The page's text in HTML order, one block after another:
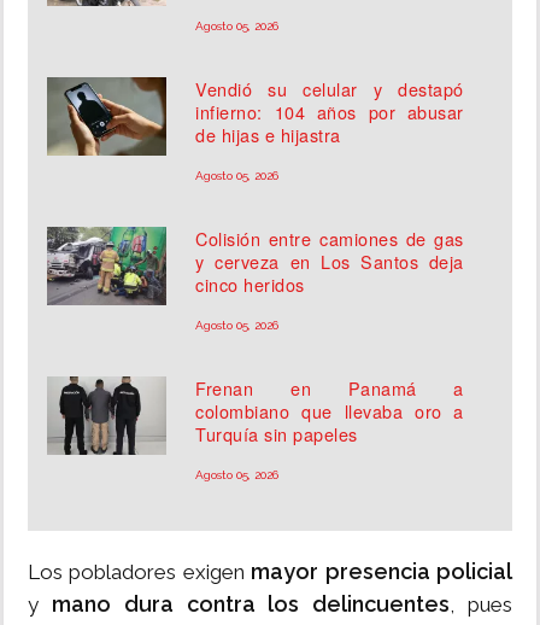
Agosto 05, 2026
Vendió su celular y destapó
infierno: 104 años por abusar
de hijas e hijastra
Agosto 05, 2026
Colisión entre camiones de gas
y cerveza en Los Santos deja
cinco heridos
Agosto 05, 2026
Frenan en Panamá a
colombiano que llevaba oro a
Turquía sin papeles
Agosto 05, 2026
Los pobladores exigen mayor presencia policial
y mano dura contra los delincuentes, pues